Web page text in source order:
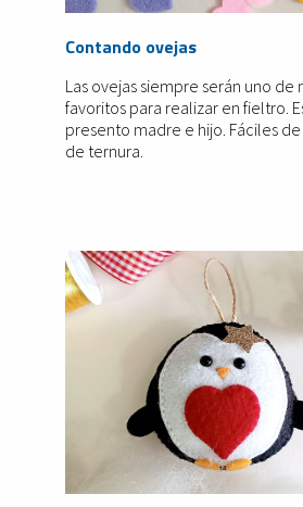
Contando ovejas
Las ovejas siempre serán uno de
favoritos para realizar en fieltro.
presento madre e hijo. Fáciles
de ternura.